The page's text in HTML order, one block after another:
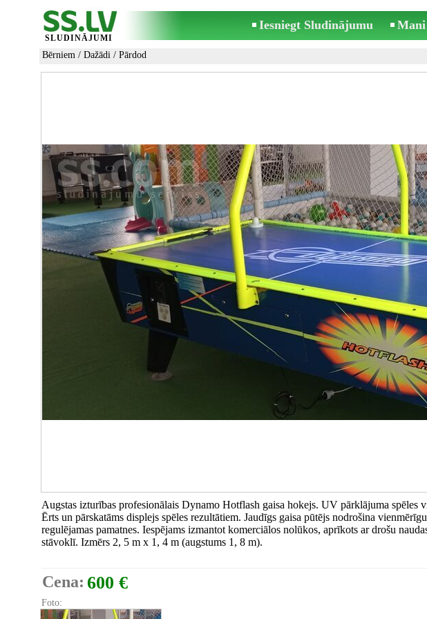
SLUDINĀJUMI
Iesniegt Sludinājumu
Bērniem / Dažādi / Pārdod
Augstas izturības profesionālais Dynamo Hotflash gaisa hokejs. UV pārklājuma spēles
Ērts un pārskatāms displejs spēles rezultātiem. Jaudīgs gaisa pūtējs nodrošina
regulējamas pamatnes. Iespējams izmantot komerciālos nolūkos, aprīkots ar drošu
stāvoklī. Izmērs 2, 5 m x 1, 4 m (augstums 1, 8 m).
Cena: 600 €
Foto: